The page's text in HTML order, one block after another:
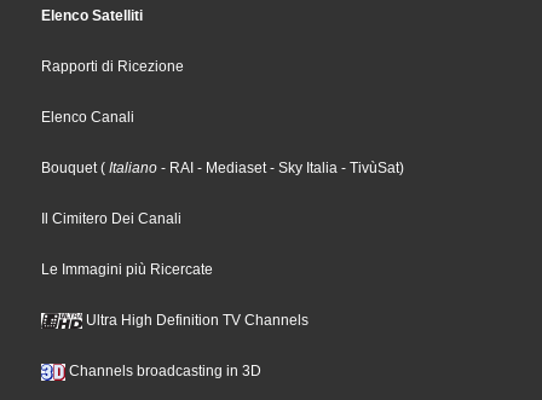
Elenco Satelliti
Rapporti di Ricezione
Elenco Canali
Bouquet ( Italiano - RAI - Mediaset - Sky Italia - TivùSat)
Il Cimitero Dei Canali
Le Immagini più Ricercate
Ultra High Definition TV Channels
Channels broadcasting in 3D